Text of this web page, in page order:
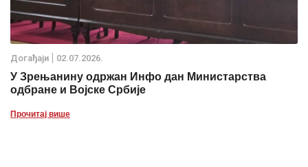
Дoгађаjи 02.07.2026.
У Зрењанину одржан Инфо дан Министарства
одбране и Војске Србије
Прочитај више